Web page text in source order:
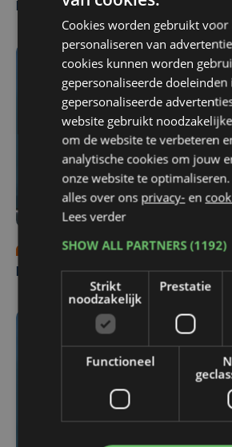
Nieuws Focus en WTV: 4 augustus
ma 3 augustus | 18:00
Nieuws Focus en WTV: 3 augustus
Cookies worden gebruikt voor
personaliseren van
cookies kunnen worden
gepersonaliseerde doeleinden
gepersonaliseerde
website gebruikt
om de website te verbeteren
analytische cookies om jouw
onze website te
alles over ons privacy- en
Lees verder
SHOW ALL PARTNERS(1192)
Strikt
noodzakelijk
Prestatie
Functioneel